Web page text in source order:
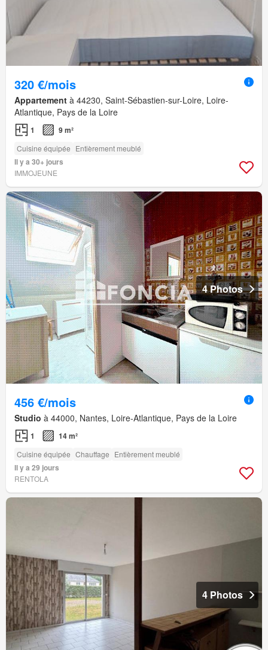
320 €/mois
Appartement à 44230, Saint-Sébastien-sur-Loire, Loire-
Atlantique, Pays de la Loire
1 9 m²
Cuisine équipée Entièrement meublé
Il y a 30+ jours
IMMOJEUNE
4 Photos
456 €/mois
Studio à 44000, Nantes, Loire-Atlantique, Pays de la Loire
1 14 m²
Cuisine équipée Chauffage Entièrement meublé
Il y a 29 jours
RENTOLA
4 Photos